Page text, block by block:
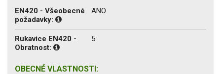
EN420 - Všeobecné
požadavky:
ANO
Rukavice EN420 -
Obratnost:
5
OBECNÉ VLASTNOSTI: